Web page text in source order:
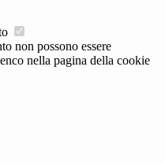
non possono essere
nella pagina della cookie